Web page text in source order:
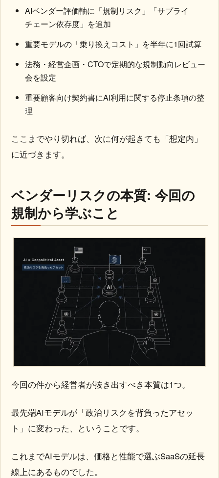
AIベンダー評価軸に「規制リスク」「サプライ
チェーン依存度」を追加
重要モデルの「乗り換えコスト」を半年に1回試算
法務・経営企画・CTOで定期的な規制動向レビュー
会を設定
重要顧客向け契約書にAI利用に関する停止条項の整
理
ここまでやり切れば、次に何が起きても「想定内」
に近づきます。
ベンダーリスクの本質: 今回の
規制から学ぶこと
今回の件から経営者が抜き出すべき本質は1つ。
最先端AIモデルが「政治リスクを背負ったアセッ
ト」に変わった、ということです。
これまでAIモデルは、価格と性能で選ぶSaaSの延長
線上にあるものでした。